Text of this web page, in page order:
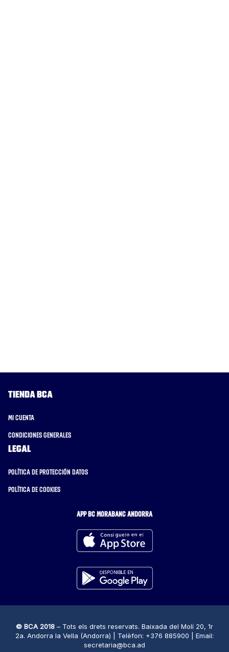
Tienda BCA
Mi cuenta
Condiciones generales
Legal
Política de protección datos
Política de cookies
APP BC MORABANC ANDORRA
© BCA 2018 – Tots els drets reservats. Baixada del Molí 20, 1r
2a. Andorra la Vella (Andorra) | Telèfon: +376 885900 | Email:
secretaria@bca.ad